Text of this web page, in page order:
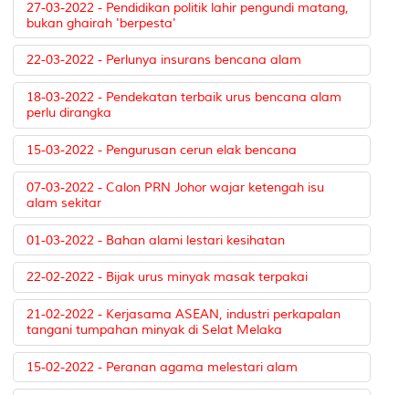
27-03-2022 - Pendidikan politik lahir pengundi matang,
bukan ghairah 'berpesta'
22-03-2022 - Perlunya insurans bencana alam
18-03-2022 - Pendekatan terbaik urus bencana alam
perlu dirangka
15-03-2022 - Pengurusan cerun elak bencana
07-03-2022 - Calon PRN Johor wajar ketengah isu
alam sekitar
01-03-2022 - Bahan alami lestari kesihatan
22-02-2022 - Bijak urus minyak masak terpakai
21-02-2022 - Kerjasama ASEAN, industri perkapalan
tangani tumpahan minyak di Selat Melaka
15-02-2022 - Peranan agama melestari alam